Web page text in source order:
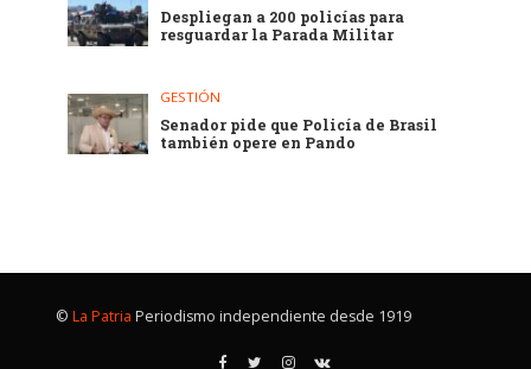
Despliegan a 200 policías para
resguardar la Parada Militar
GESTIÓN
Senador pide que Policía de Brasil
también opere en Pando
© La Patria Periodismo independiente desde 1919